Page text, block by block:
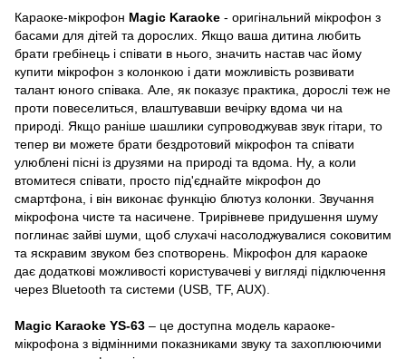
Караоке-мікрофон Magic Karaoke - оригінальний мікрофон з
басами для дітей та дорослих. Якщо ваша дитина любить
брати гребінець і співати в нього, значить настав час йому
купити мікрофон з колонкою і дати можливість розвивати
талант юного співака. Але, як показує практика, дорослі теж не
проти повеселиться, влаштувавши вечірку вдома чи на
природі. Якщо раніше шашлики супроводжував звук гітари, то
тепер ви можете брати бездротовий мікрофон та співати
улюблені пісні із друзями на природі та вдома. Ну, а коли
втомитеся співати, просто під'єднайте мікрофон до
смартфона, і він виконає функцію блютуз колонки. Звучання
мікрофона чисте та насичене. Трирівневе придушення шуму
поглинає зайві шуми, щоб слухачі насолоджувалися соковитим
та яскравим звуком без спотворень. Мікрофон для караоке
дає додаткові можливості користувачеві у вигляді підключення
через Bluetooth та системи (USB, TF, AUX).
Magic Karaoke YS-63 – це доступна модель караоке-
мікрофона з відмінними показниками звуку та захоплюючими